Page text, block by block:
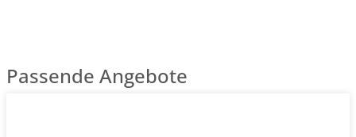
Passende Angebote